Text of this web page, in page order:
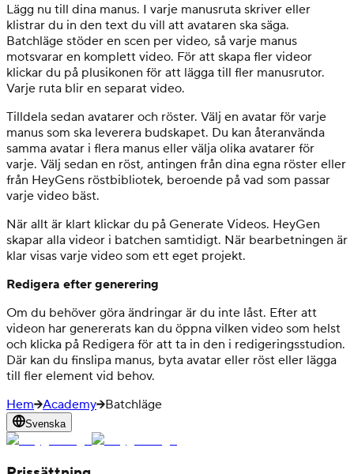
Lägg nu till dina manus. I varje manusruta skriver eller
klistrar du in den text du vill att avataren ska säga.
Batchläge stöder en scen per video, så varje manus
motsvarar en komplett video. För att skapa fler videor
klickar du på plusikonen för att lägga till fler manusrutor.
Varje ruta blir en separat video.
Tilldela sedan avatarer och röster. Välj en avatar för varje
manus som ska leverera budskapet. Du kan återanvända
samma avatar i flera manus eller välja olika avatarer för
varje. Välj sedan en röst, antingen från dina egna röster eller
från HeyGens röstbibliotek, beroende på vad som passar
varje video bäst.
När allt är klart klickar du på Generate Videos. HeyGen
skapar alla videor i batchen samtidigt. När bearbetningen är
klar visas varje video som ett eget projekt.
Redigera efter generering
Om du behöver göra ändringar är du inte låst. Efter att
videon har genererats kan du öppna vilken video som helst
och klicka på Redigera för att ta in den i redigeringsstudion.
Där kan du finslipa manus, byta avatar eller röst eller lägga
till fler element vid behov.
Hem Academy Batchläge
Svenska